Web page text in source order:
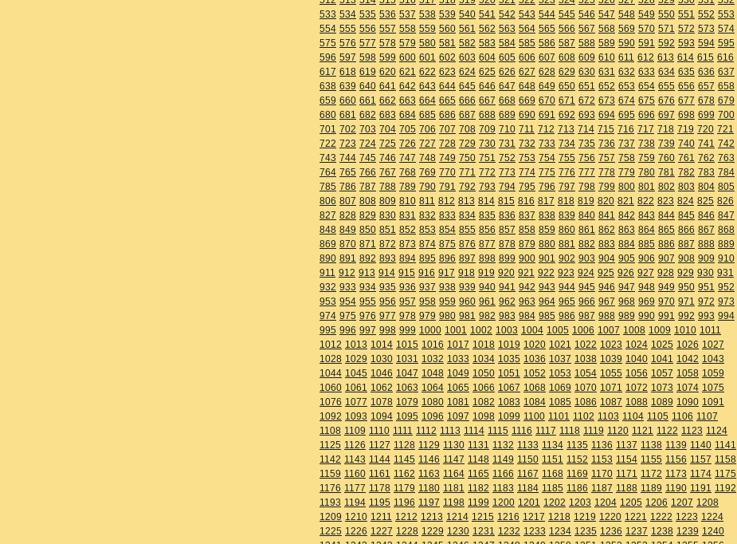
533 534 535 536 537 538 539 540 541 542 543 544 545 546 547 548 549 550 551 552 553
554 555 556 557 558 559 560 561 562 563 564 565 566 567 568 569 570 571 572 573 574
575 576 577 578 579 580 581 582 583 584 585 586 587 588 589 590 591 592 593 594 595
596 597 598 599 600 601 602 603 604 605 606 607 608 609 610 611 612 613 614 615 616
617 618 619 620 621 622 623 624 625 626 627 628 629 630 631 632 633 634 635 636 637
638 639 640 641 642 643 644 645 646 647 648 649 650 651 652 653 654 655 656 657 658
659 660 661 662 663 664 665 666 667 668 669 670 671 672 673 674 675 676 677 678 679
680 681 682 683 684 685 686 687 688 689 690 691 692 693 694 695 696 697 698 699 700
701 702 703 704 705 706 707 708 709 710 711 712 713 714 715 716 717 718 719 720 721
722 723 724 725 726 727 728 729 730 731 732 733 734 735 736 737 738 739 740 741 742
743 744 745 746 747 748 749 750 751 752 753 754 755 756 757 758 759 760 761 762 763
764 765 766 767 768 769 770 771 772 773 774 775 776 777 778 779 780 781 782 783 784
785 786 787 788 789 790 791 792 793 794 795 796 797 798 799 800 801 802 803 804 805
806 807 808 809 810 811 812 813 814 815 816 817 818 819 820 821 822 823 824 825 826
827 828 829 830 831 832 833 834 835 836 837 838 839 840 841 842 843 844 845 846 847
848 849 850 851 852 853 854 855 856 857 858 859 860 861 862 863 864 865 866 867 868
869 870 871 872 873 874 875 876 877 878 879 880 881 882 883 884 885 886 887 888 889
890 891 892 893 894 895 896 897 898 899 900 901 902 903 904 905 906 907 908 909 910
911 912 913 914 915 916 917 918 919 920 921 922 923 924 925 926 927 928 929 930 931
932 933 934 935 936 937 938 939 940 941 942 943 944 945 946 947 948 949 950 951 952
953 954 955 956 957 958 959 960 961 962 963 964 965 966 967 968 969 970 971 972 973
974 975 976 977 978 979 980 981 982 983 984 985 986 987 988 989 990 991 992 993 994
995 996 997 998 999 1000 1001 1002 1003 1004 1005 1006 1007 1008 1009 1010 1011
1012 1013 1014 1015 1016 1017 1018 1019 1020 1021 1022 1023 1024 1025 1026 1027
1028 1029 1030 1031 1032 1033 1034 1035 1036 1037 1038 1039 1040 1041 1042 1043
1044 1045 1046 1047 1048 1049 1050 1051 1052 1053 1054 1055 1056 1057 1058 1059
1060 1061 1062 1063 1064 1065 1066 1067 1068 1069 1070 1071 1072 1073 1074 1075
1076 1077 1078 1079 1080 1081 1082 1083 1084 1085 1086 1087 1088 1089 1090 1091
1092 1093 1094 1095 1096 1097 1098 1099 1100 1101 1102 1103 1104 1105 1106 1107
1108 1109 1110 1111 1112 1113 1114 1115 1116 1117 1118 1119 1120 1121 1122 1123 1124
1125 1126 1127 1128 1129 1130 1131 1132 1133 1134 1135 1136 1137 1138 1139 1140 1141
1142 1143 1144 1145 1146 1147 1148 1149 1150 1151 1152 1153 1154 1155 1156 1157 1158
1159 1160 1161 1162 1163 1164 1165 1166 1167 1168 1169 1170 1171 1172 1173 1174 1175
1176 1177 1178 1179 1180 1181 1182 1183 1184 1185 1186 1187 1188 1189 1190 1191 1192
1193 1194 1195 1196 1197 1198 1199 1200 1201 1202 1203 1204 1205 1206 1207 1208
1209 1210 1211 1212 1213 1214 1215 1216 1217 1218 1219 1220 1221 1222 1223 1224
1225 1226 1227 1228 1229 1230 1231 1232 1233 1234 1235 1236 1237 1238 1239 1240